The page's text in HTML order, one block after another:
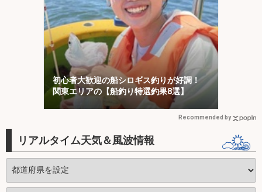
初心者大歓迎の船シロギス釣りが好調！
関東エリアの【船釣り特選釣果8選】
Recommended by
リアルタイム天気＆風波情報